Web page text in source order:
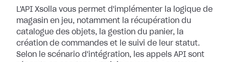
L'API Xsolla vous permet d'implémenter la logique de
magasin en jeu, notamment la récupération du
catalogue des objets, la gestion du panier, la
création de commandes et le suivi de leur statut.
Selon le scénario d'intégration, les appels API sont